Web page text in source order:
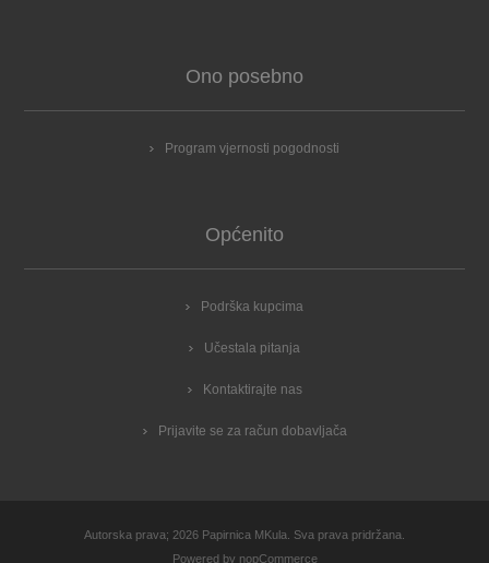
Ono posebno
Program vjernosti pogodnosti
Općenito
Podrška kupcima
Učestala pitanja
Kontaktirajte nas
Prijavite se za račun dobavljača
Autorska prava; 2026 Papirnica MKula. Sva prava pridržana.
Powered by nopCommerce